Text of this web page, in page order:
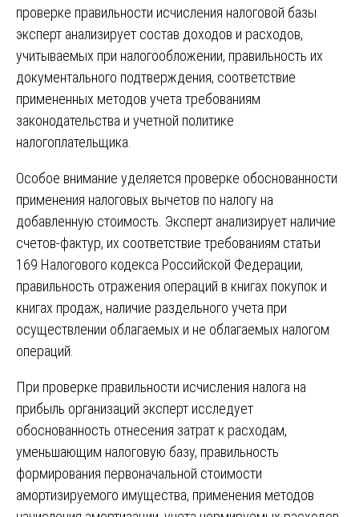
проверке правильности исчисления налоговой базы
эксперт анализирует состав доходов и расходов,
учитываемых при налогообложении, правильность их
документального подтверждения, соответствие
примененных методов учета требованиям
законодательства и учетной политике
налогоплательщика.
Особое внимание уделяется проверке обоснованности
применения налоговых вычетов по налогу на
добавленную стоимость. Эксперт анализирует наличие
счетов-фактур, их соответствие требованиям статьи
169 Налогового кодекса Российской Федерации,
правильность отражения операций в книгах покупок и
книгах продаж, наличие раздельного учета при
осуществлении облагаемых и не облагаемых налогом
операций.
При проверке правильности исчисления налога на
прибыль организаций эксперт исследует
обоснованность отнесения затрат к расходам,
уменьшающим налоговую базу, правильность
формирования первоначальной стоимости
амортизируемого имущества, применения методов